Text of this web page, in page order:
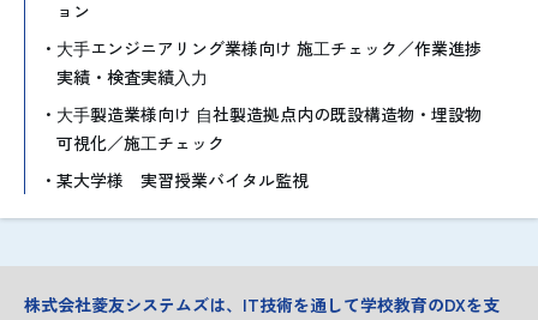
ョン
⼤⼿エンジニアリング業様向け 施⼯チェック／作業進捗
実績・検査実績⼊⼒
⼤⼿製造業様向け ⾃社製造拠点内の既設構造物・埋設物
可視化／施⼯チェック
某大学様 実習授業バイタル監視
株式会社菱友システムズは、IT技術を通して学校教育のDXを支